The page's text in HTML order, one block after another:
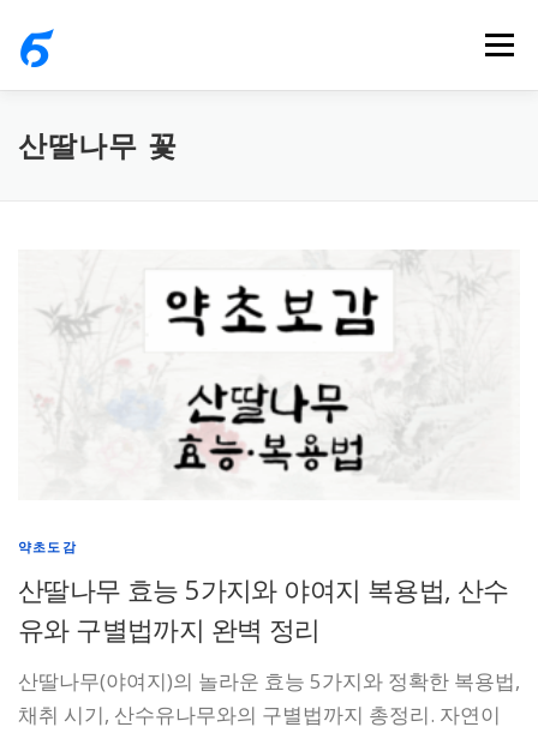
바
메뉴
산딸나무 꽃
약초도감
산딸나무 효능 5가지와 야여지 복용법, 산수
유와 구별법까지 완벽 정리
산딸나무(야여지)의 놀라운 효능 5가지와 정확한 복용법,
채취 시기, 산수유나무와의 구별법까지 총정리. 자연이